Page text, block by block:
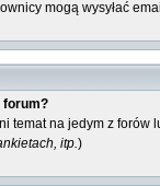
mogą wysyłać
forum?
temat na jedym z forów
itp.)